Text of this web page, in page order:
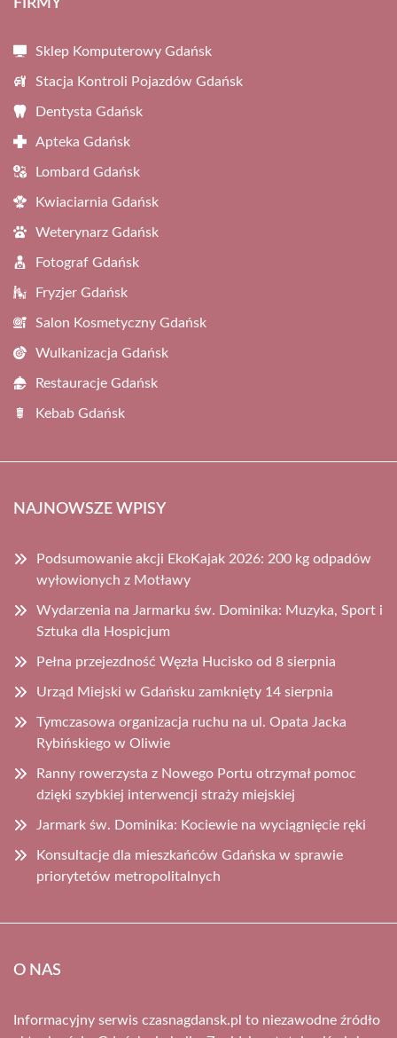
FIRMY
Sklep Komputerowy Gdańsk
Stacja Kontroli Pojazdów Gdańsk
Dentysta Gdańsk
Apteka Gdańsk
Lombard Gdańsk
Kwiaciarnia Gdańsk
Weterynarz Gdańsk
Fotograf Gdańsk
Fryzjer Gdańsk
Salon Kosmetyczny Gdańsk
Wulkanizacja Gdańsk
Restauracje Gdańsk
Kebab Gdańsk
NAJNOWSZE WPISY
Podsumowanie akcji EkoKajak 2026: 200 kg odpadów
wyłowionych z Motławy
Wydarzenia na Jarmarku św. Dominika: Muzyka, Sport i
Sztuka dla Hospicjum
Pełna przejezdność Węzła Hucisko od 8 sierpnia
Urząd Miejski w Gdańsku zamknięty 14 sierpnia
Tymczasowa organizacja ruchu na ul. Opata Jacka
Rybińskiego w Oliwie
Ranny rowerzysta z Nowego Portu otrzymał pomoc
dzięki szybkiej interwencji straży miejskiej
Jarmark św. Dominika: Kociewie na wyciągnięcie ręki
Konsultacje dla mieszkańców Gdańska w sprawie
priorytetów metropolitalnych
O NAS
Informacyjny serwis czasnagdansk.pl to niezawodne źródło